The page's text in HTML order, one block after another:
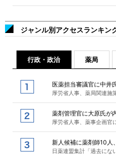
ジャンル別アクセスランキン
行政・政治 薬局
医薬担当審議官に中井
厚労省人事、薬局関連施
薬剤管理官に大原氏が
厚労省人事、薬事企画官
新人候補に薬剤師10人
日薬連盟集計「過去にな